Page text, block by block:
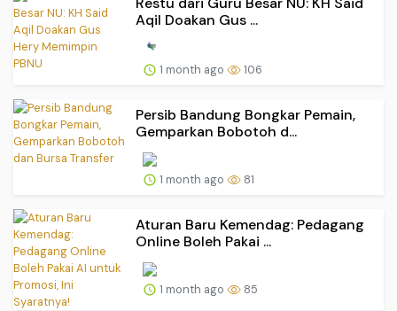
Aqil Doakan Gus ...
1 month ago 106
Persib Bandung Bongkar Pemain,
Gemparkan Bobotoh d...
1 month ago 81
Aturan Baru Kemendag: Pedagang
Online Boleh Pakai ...
1 month ago 85